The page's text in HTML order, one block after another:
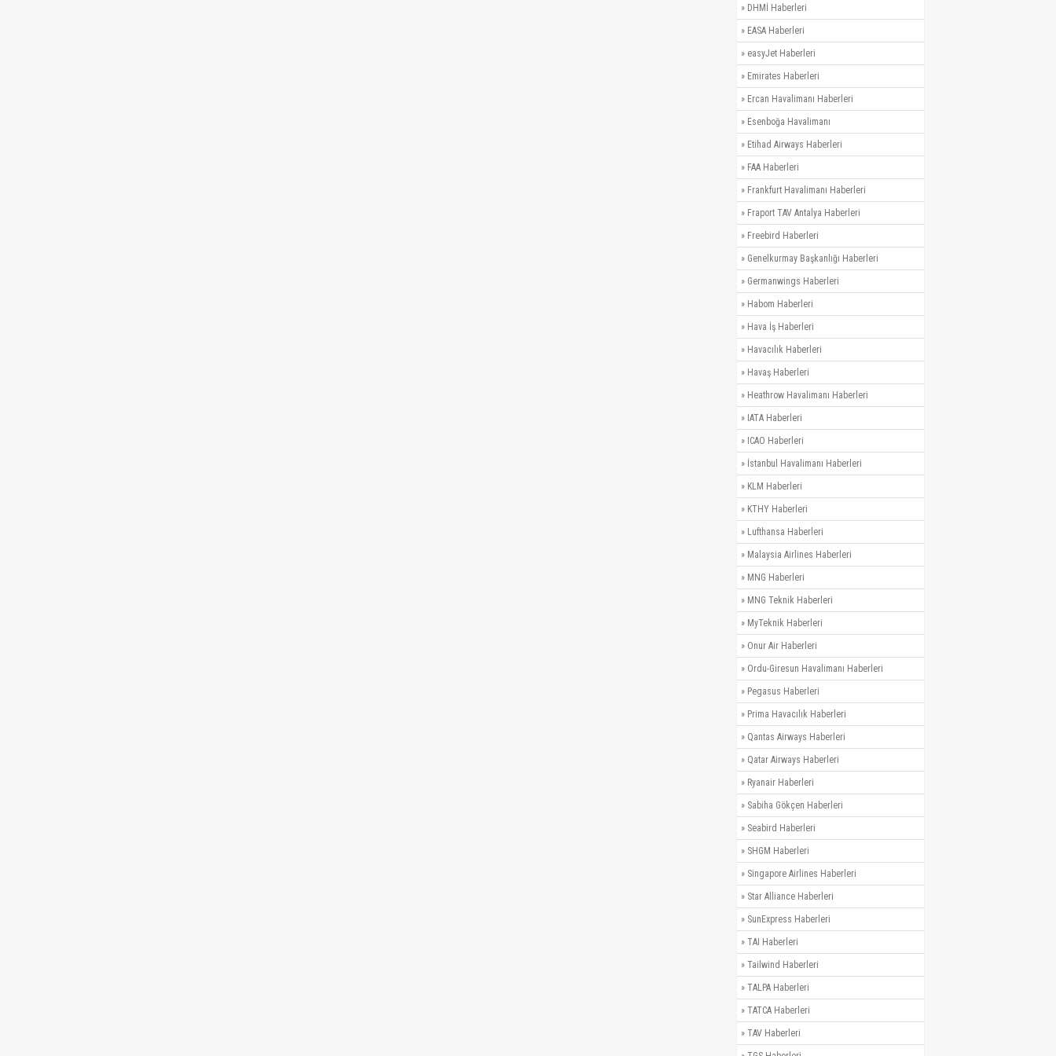
» DHMİ Haberleri
» EASA Haberleri
» easyJet Haberleri
» Emirates Haberleri
» Ercan Havalimanı Haberleri
» Esenboğa Havalimanı
» Etihad Airways Haberleri
» FAA Haberleri
» Frankfurt Havalimanı Haberleri
» Fraport TAV Antalya Haberleri
» Freebird Haberleri
» Genelkurmay Başkanlığı Haberleri
» Germanwings Haberleri
» Habom Haberleri
» Hava İş Haberleri
» Havacılık Haberleri
» Havaş Haberleri
» Heathrow Havalimanı Haberleri
» IATA Haberleri
» ICAO Haberleri
» İstanbul Havalimanı Haberleri
» KLM Haberleri
» KTHY Haberleri
» Lufthansa Haberleri
» Malaysia Airlines Haberleri
» MNG Haberleri
» MNG Teknik Haberleri
» MyTeknik Haberleri
» Onur Air Haberleri
» Ordu-Giresun Havalimanı Haberleri
» Pegasus Haberleri
» Prima Havacılık Haberleri
» Qantas Airways Haberleri
» Qatar Airways Haberleri
» Ryanair Haberleri
» Sabiha Gökçen Haberleri
» Seabird Haberleri
» SHGM Haberleri
» Singapore Airlines Haberleri
» Star Alliance Haberleri
» SunExpress Haberleri
» TAI Haberleri
» Tailwind Haberleri
» TALPA Haberleri
» TATCA Haberleri
» TAV Haberleri